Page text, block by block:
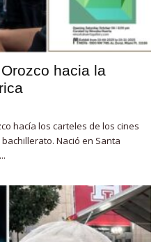
hacia la
hacía los carteles de los cines
Nació en Santa